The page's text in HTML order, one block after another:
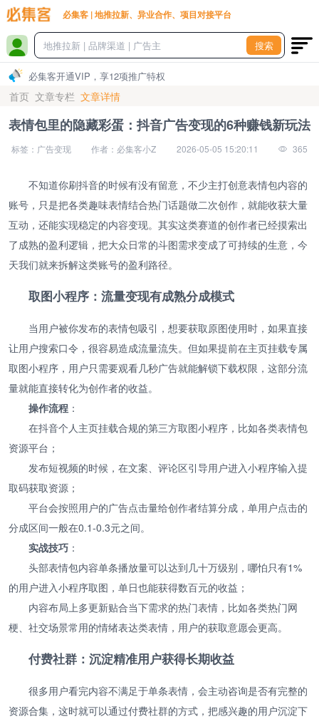
必集客 | 地推拉新、异业合作、项目对接平台
搜索
必集客开通VIP，享12项推广特权
首页 文章专栏 文章详情
表情包里的隐藏彩蛋：抖音广告变现的6种赚钱新玩法
标签：广告变现 作者：必集客小Z 2026-05-05 15:20:11 365
不知道你刷抖音的时候有没有留意，不少主打创意表情包内容的
账号，只是把各类趣味表情结合热门话题做二次创作，就能收获大量
互动，还能实现稳定的内容变现。其实这类赛道的创作者已经摸索出
了成熟的盈利逻辑，把大众日常的斗图需求变成了可持续的生意，今
天我们就来拆解这类账号的盈利路径。
取图小程序：流量变现有成熟分成模式
当用户被你发布的表情包吸引，想要获取原图使用时，如果直接
让用户搜索口令，很容易造成流量流失。但如果提前在主页挂载专属
取图小程序，用户只需要观看几秒广告就能解锁下载权限，这部分流
量就能直接转化为创作者的收益。
操作流程 ：
在抖音个人主页挂载合规的第三方取图小程序，比如各类表情包
资源平台；
发布短视频的时候，在文案、评论区引导用户进入小程序输入提
取码获取资源；
平台会按照用户的广告点击量给创作者结算分成，单用户点击的
分成区间一般在0.1-0.3元之间。
实战技巧 ：
头部表情包内容单条播放量可以达到几十万级别，哪怕只有1%
的用户进入小程序取图，单日也能获得数百元的收益；
内容布局上多更新贴合当下需求的热门表情，比如各类热门网
梗、社交场景常用的情绪表达类表情，用户的获取意愿会更高。
付费社群：沉淀精准用户获得长期收益
很多用户看完内容不满足于单条表情，会主动咨询是否有完整的
资源合集，这时就可以通过付费社群的方式，把感兴趣的用户沉淀下